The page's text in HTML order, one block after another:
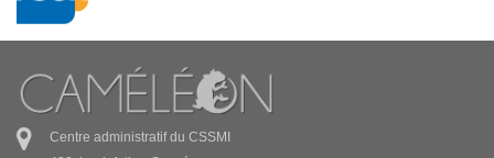
Centre administratif du CSSMI